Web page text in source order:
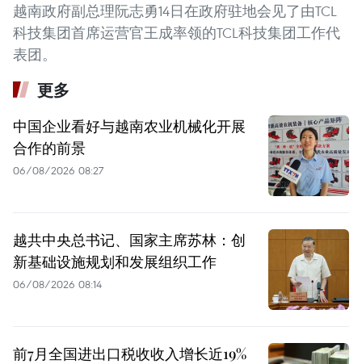
越南政府副总理阮志勇14日在政府驻地会见了由TCL
科技集团首席运营官王成率领的TCL科技集团工作代
表团。
更多
中国企业看好与越南农业机械化开展
合作的前景
06/08/2026 08:27
越共中央总书记、国家主席苏林：创
新基础设施规划和发展组织工作
06/08/2026 08:14
前7月全国进出口税收收入增长近19%